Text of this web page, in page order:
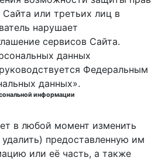
или третьих лиц в
нарушает
сервисов Сайта.
данных
Федеральным
данных».
информации
в любой момент изменить
предоставленную им
или её часть, а также